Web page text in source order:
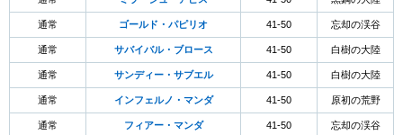
通常 ゴールド・パピリオ 41-50 忘却の渓谷
通常 サバイバル・ブロース 41-50 白樹の大陸
通常 サンディー・サブエル 41-50 白樹の大陸
通常 インフェルノ・マンダ 41-50 原初の荒野
通常 フィアー・マンダ 41-50 忘却の渓谷